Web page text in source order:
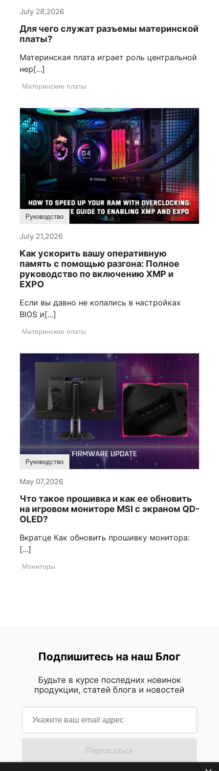
July 28,2026
Для чего служат разъемы материнской
платы?
Материнская плата играет роль центральной
нер[...]
Материнские платы
Руководство
July 21,2026
Как ускорить вашу оперативную
память с помощью разгона: Полное
руководство по включению XMP и
EXPO
Если вы давно не копались в настройках
BIOS и[...]
Материнские платы
Руководство
May 07,2026
Что такое прошивка и как ее обновить
на игровом мониторе MSI с экраном QD-
OLED?
Вкратце Как обновить прошивку монитора:
[...]
Мониторы
Подпишитесь на наш Блог
Будьте в курсе последних новинок
продукции, статей блога и новостей
Подписаться